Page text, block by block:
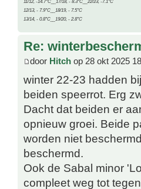
11/12, -14.7°C__17/18, - 8.3°C__22/23, -7.1°C
12/13, - 7.9°C__18/19, - 7.5°C
13/14, - 0.8°C__19/20, - 2.8°C
Re:
door Hitch op 28 okt 2025
winter 22-23 hadden
beiden speerrot. Erg
Dacht dat beiden er
opnieuw groei. Beide
worden niet
beschermd.
Ook de Sabal minor
compleet weg tot